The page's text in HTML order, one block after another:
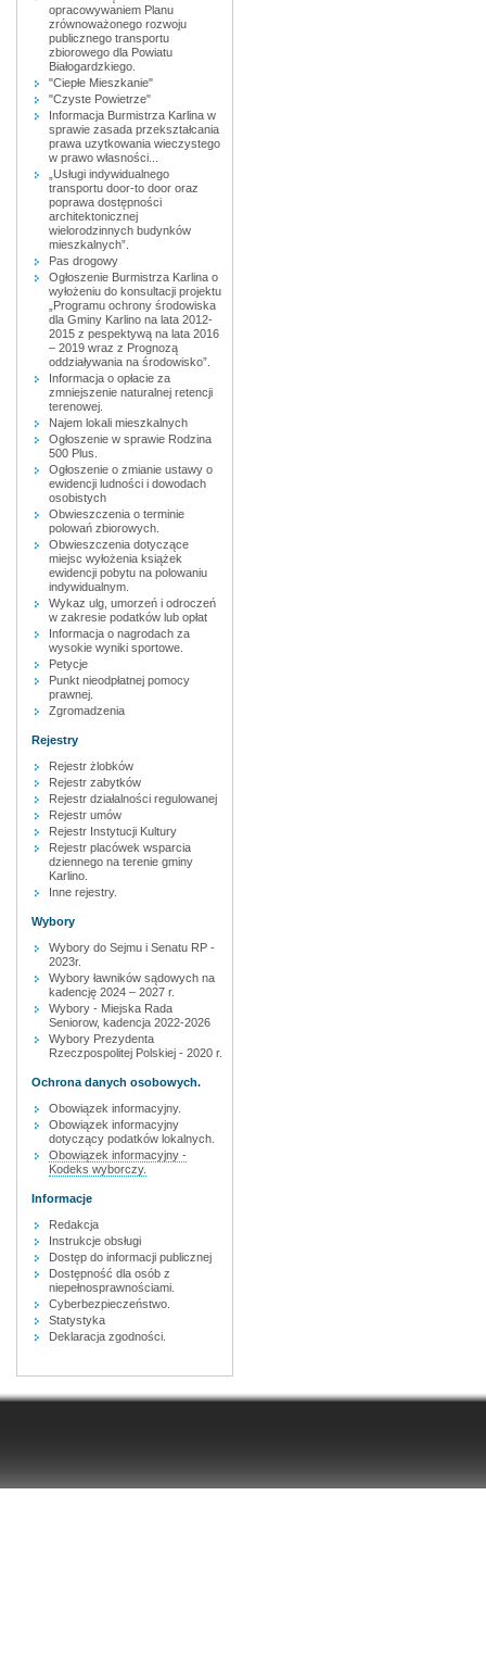
opracowywaniem Planu
zrównoważonego rozwoju
publicznego transportu
zbiorowego dla Powiatu
Białogardzkiego.
"Ciepłe Mieszkanie"
"Czyste Powietrze"
Informacja Burmistrza Karlina w
sprawie zasada przekształcania
prawa uzytkowania wieczystego
w prawo własności...
„Usługi indywidualnego
transportu door-to door oraz
poprawa dostępności
architektonicznej
wielorodzinnych budynków
mieszkalnych”.
Pas drogowy
Ogłoszenie Burmistrza Karlina o
wyłożeniu do konsultacji projektu
„Programu ochrony środowiska
dla Gminy Karlino na lata 2012-
2015 z pespektywą na lata 2016
– 2019 wraz z Prognozą
oddziaływania na środowisko”.
Informacja o opłacie za
zmniejszenie naturalnej retencji
terenowej.
Najem lokali mieszkalnych
Ogłoszenie w sprawie Rodzina
500 Plus.
Ogłoszenie o zmianie ustawy o
ewidencji ludności i dowodach
osobistych
Obwieszczenia o terminie
polowań zbiorowych.
Obwieszczenia dotyczące
miejsc wyłożenia książek
ewidencji pobytu na polowaniu
indywidualnym.
Wykaz ulg, umorzeń i odroczeń
w zakresie podatków lub opłat
Informacja o nagrodach za
wysokie wyniki sportowe.
Petycje
Punkt nieodpłatnej pomocy
prawnej.
Zgromadzenia
Rejestry
Rejestr żlobków
Rejestr zabytków
Rejestr działalności regulowanej
Rejestr umów
Rejestr Instytucji Kultury
Rejestr placówek wsparcia
dziennego na terenie gminy
Karlino.
Inne rejestry.
Wybory
Wybory do Sejmu i Senatu RP -
2023r.
Wybory ławników sądowych na
kadencję 2024 – 2027 r.
Wybory - Miejska Rada
Seniorow, kadencja 2022-2026
Wybory Prezydenta
Rzeczpospolitej Polskiej - 2020 r.
Ochrona danych osobowych.
Obowiązek informacyjny.
Obowiązek informacyjny
dotyczący podatków lokalnych.
Obowiązek informacyjny -
Kodeks wyborczy.
Informacje
Redakcja
Instrukcje obsługi
Dostęp do informacji publicznej
Dostępność dla osób z
niepełnosprawnościami.
Cyberbezpieczeństwo.
Statystyka
Deklaracja zgodności.